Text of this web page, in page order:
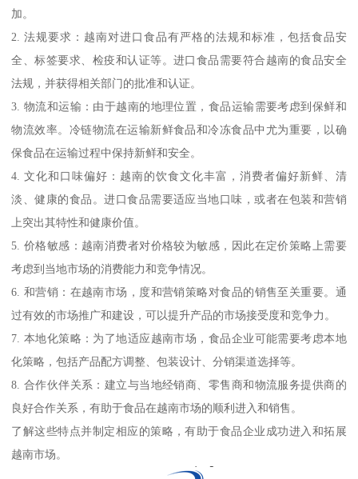
加。
2. 法规要求：越南对进口食品有严格的法规和标准，包括食品安
全、标签要求、检疫和认证等。进口食品需要符合越南的食品安全
法规，并获得相关部门的批准和认证。
3. 物流和运输：由于越南的地理位置，食品运输需要考虑到保鲜和
物流效率。冷链物流在运输新鲜食品和冷冻食品中尤为重要，以确
保食品在运输过程中保持新鲜和安全。
4. 文化和口味偏好：越南的饮食文化丰富，消费者偏好新鲜、清
淡、健康的食品。进口食品需要适应当地口味，或者在包装和营销
上突出其特性和健康价值。
5. 价格敏感：越南消费者对价格较为敏感，因此在定价策略上需要
考虑到当地市场的消费能力和竞争情况。
6. 和营销：在越南市场，度和营销策略对食品的销售至关重要。通
过有效的市场推广和建设，可以提升产品的市场接受度和竞争力。
7. 本地化策略：为了地适应越南市场，食品企业可能需要考虑本地
化策略，包括产品配方调整、包装设计、分销渠道选择等。
8. 合作伙伴关系：建立与当地经销商、零售商和物流服务提供商的
良好合作关系，有助于食品在越南市场的顺利进入和销售。
了解这些特点并制定相应的策略，有助于食品企业成功进入和拓展
越南市场。